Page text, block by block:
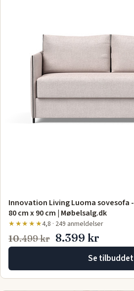
Innovation Living Luoma sovesofa -
80 cm x 90 cm | Møbelsalg.dk
★★★★★4,8 · 249 anmeldelser
10.499 kr 8.399 kr
Se tilbuddet